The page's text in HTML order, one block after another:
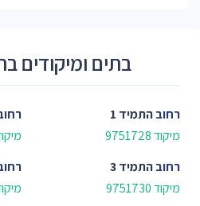
בתים ומיקודים
רחובהתמיד 1
מיקוד 9751728
מיקוד
רחובהתמיד 3
מיקוד 9751730
מיקוד